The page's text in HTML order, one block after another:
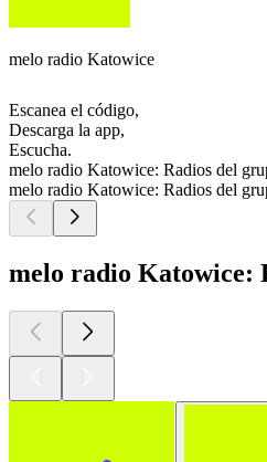
melo radio Katowice
Escanea el código,
Descarga la app,
Escucha.
melo radio Katowice: Radios del
melo radio Katowice: Radios del
melo radio Katowice: